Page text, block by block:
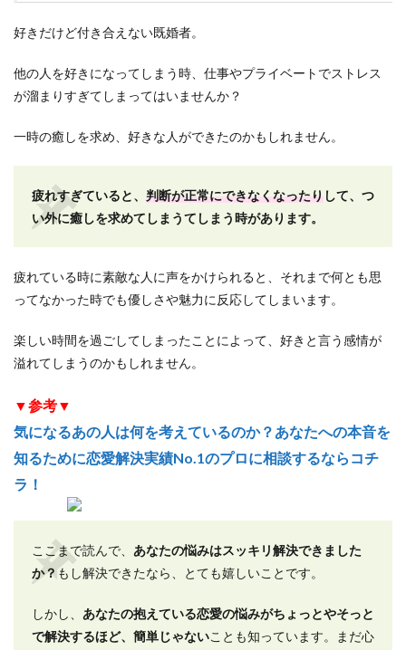
好きだけど付き合えない既婚者。
他の人を好きになってしまう時、仕事やプライベートでストレス
が溜まりすぎてしまってはいませんか？
一時の癒しを求め、好きな人ができたのかもしれません。
疲れすぎていると、 判断が正常にできなくなったりして、つ
い外に癒しを求めてしまうてしまう時があります。
疲れている時に素敵な人に声をかけられると、それまで何とも思
ってなかった時でも優しさや魅力に反応してしまいます。
楽しい時間を過ごしてしまったことによって、好きと言う感情が
溢れてしまうのかもしれません。
▼参考▼
気になるあの人は何を考えているのか？あなたへの本音を
知るために恋愛解決実績No.1のプロに相談するならコチ
ラ！
ここまで読んで、 あなたの悩みはスッキリ解決できました
か？ もし解決できたなら、とても嬉しいことです。
しかし、 あなたの抱えている恋愛の悩みがちょっとやそっと
で解決するほど、簡単じゃないことも知っています。まだ心